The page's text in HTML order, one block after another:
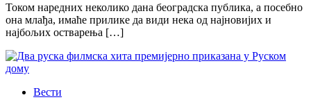
Током наредних неколико дана београдска публика, а посебно
она млађа, имаће прилике да види нека од најновијих и
најбољих остварења […]
Вести